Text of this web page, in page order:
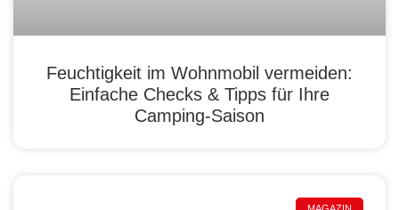
Feuchtigkeit im Wohnmobil vermeiden:
Einfache Checks & Tipps für Ihre
Camping-Saison